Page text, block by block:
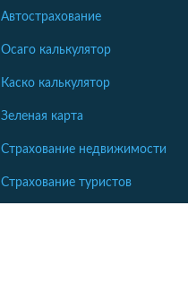
Автострахование
Осаго калькулятор
Каско калькулятор
Зеленая карта
Страхование недвижимости
Страхование туристов